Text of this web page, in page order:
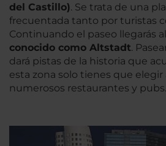
del Castillo). Se trata de una
frecuentada tanto por turistas
Continuando el paseo llegarás al
conocido como Altstadt.
dará pistas de la historia que
esta zona solo tienes que
numerosos restaurantes y pubs.